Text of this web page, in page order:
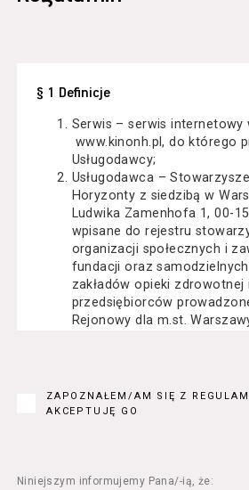
§ 1 Definicje
Serwis – serwis internetowy
www.kinonh.pl, do którego
Usługodawcy;
Usługodawca –
Horyzonty z siedzibą w
Ludwika Zamenhofa 1, 00-
wpisane do rejestru
organizacji społecznych i
fundacji oraz
zakładów opieki zdrowotnej
przedsiębiorców
Rejonowy dla m.st.
Usługobiorca - osoba
lub jednostka organizacyjna
Usługodawcę drogą
ZAPOZNAŁEM/AM SIĘ Z
AKCEPTUJĘ GO
Niniejszym informujemy Pana/-ią, że: